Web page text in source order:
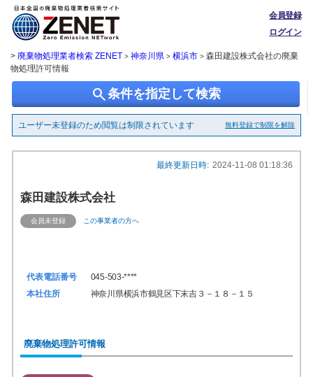
会員登録
ログイン
> 廃棄物処理業者検索 ZENET > 神奈川県 > 横浜市> 森田建設株式会社の廃棄
物処理許可情報
search条件を指定して検索
ユーザー未登録のため閲覧は制限されています 無料登録で制限を解除
最終更新日時: 2024-11-08 01:18:36
森田建設株式会社
会員未登録 この事業者の方へ
代表電話番号
045-503-****
本社住所
神奈川県横浜市鶴見区下末吉３－１８－１５
廃棄物処理許可情報